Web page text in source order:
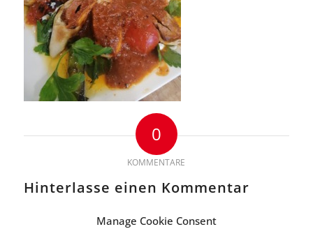
Manage Cookie Consent
0
KOMMENTARE
Hinterlasse einen Kommentar
Hinterlasse uns deinen Kommentar!